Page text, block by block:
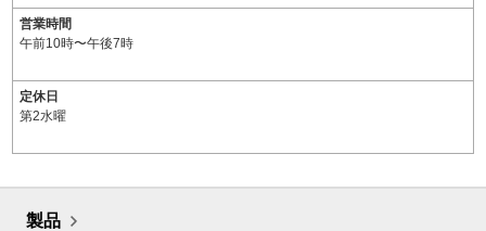
営業時間
午前10時〜午後7時
定休日
第2水曜
製品